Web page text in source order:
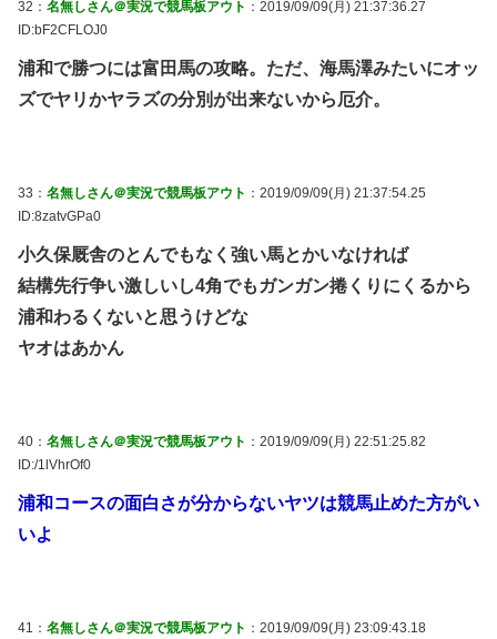
32： 名無しさん＠実況で競馬板アウト ：2019/09/09(月) 21:37:36.27
ID:bF2CFLOJ0
浦和で勝つには富田馬の攻略。ただ、海馬澤みたいにオッ
ズでヤリかヤラズの分別が出来ないから厄介。
33： 名無しさん＠実況で競馬板アウト ：2019/09/09(月) 21:37:54.25
ID:8zatvGPa0
小久保厩舎のとんでもなく強い馬とかいなければ
結構先行争い激しいし4角でもガンガン捲くりにくるから
浦和わるくないと思うけどな
ヤオはあかん
40： 名無しさん＠実況で競馬板アウト ：2019/09/09(月) 22:51:25.82
ID:/1lVhrOf0
浦和コースの面白さが分からないヤツは競馬止めた方がい
いよ
41： 名無しさん＠実況で競馬板アウト ：2019/09/09(月) 23:09:43.18